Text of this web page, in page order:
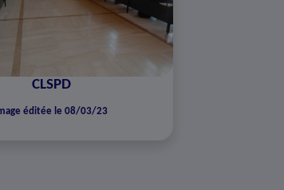
CLSPD
éditée le 08/03/23